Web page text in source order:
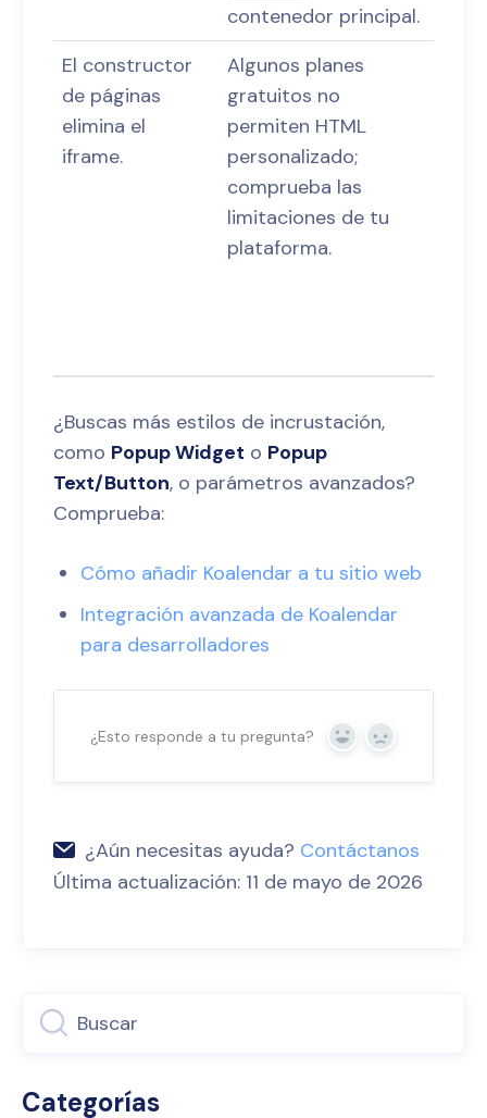
contenedor principal.
El constructor
de páginas
elimina el
iframe.
Algunos planes
gratuitos no
permiten HTML
personalizado;
comprueba las
limitaciones de tu
plataforma.
¿Buscas más estilos de incrustación,
como Popup Widget o Popup
Text/Button, o parámetros avanzados?
Comprueba:
Cómo añadir Koalendar a tu sitio web
Integración avanzada de Koalendar
para desarrolladores
¿Esto responde a tu pregunta? Sí No
¿Aún necesitas ayuda? Contáctanos
Última actualización: 11 de mayo de 2026
Categorías